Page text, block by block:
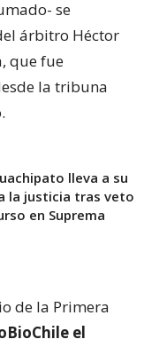
se
árbitro Héctor
que fue
la tribuna
lleva a su
la justicia tras veto
en Suprema
de la Primera
el